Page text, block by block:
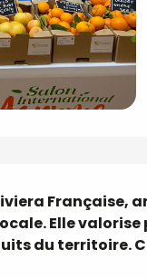
Française,
Elle
du territoire.